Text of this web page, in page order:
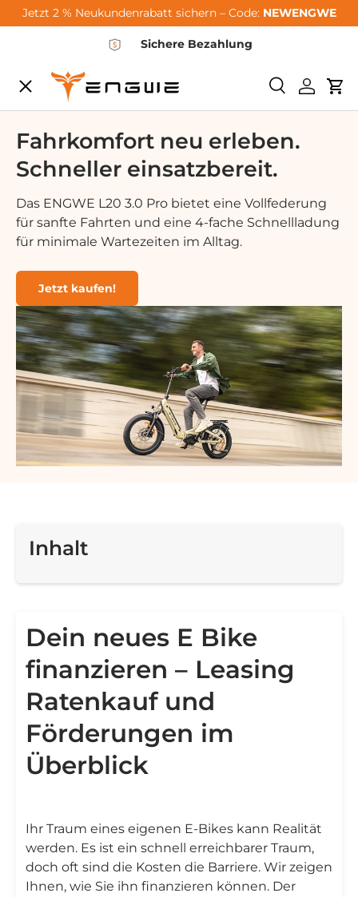
Zum Inhalt springen
Jetzt 2 % Neukundenrabatt sichern – Code: NEWENGWE
Sichere Bezahlung
Suchen
Speisekarte
City-Sale
E-Bikes
Zubehör
Community
Support
Fahrkomfort neu erleben.
Schneller einsatzbereit.
Das ENGWE L20 3.0 Pro bietet eine Vollfederung
für sanfte Fahrten und eine 4-fache Schnellladung
für minimale Wartezeiten im Alltag.
Jetzt kaufen!
Inhalt
Dein neues E Bike
finanzieren – Leasing
Ratenkauf und
Förderungen im
Überblick
Ihr Traum eines eigenen E-Bikes kann Realität
werden. Es ist ein schnell erreichbarer Traum,
doch oft sind die Kosten die Barriere. Wir zeigen
Ihnen, wie Sie ihn finanzieren können. Der